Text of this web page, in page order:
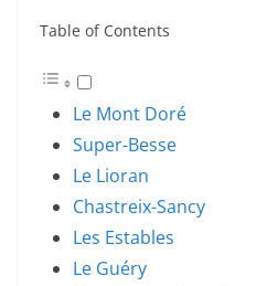
Table of Contents
Le Mont Doré
Super-Besse
Le Lioran
Chastreix-Sancy
Les Estables
Le Guéry